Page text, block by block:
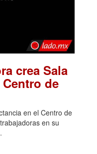
crea Sala
de
en el Centro de
en su